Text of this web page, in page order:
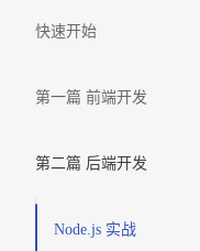
快速开始
第一篇 前端开发
第二篇 后端开发
Node.js 实战